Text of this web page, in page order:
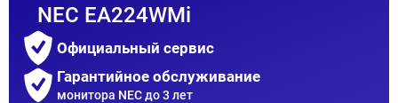
NEC EA224WMi
Официальный сервис
Гарантийное обслуживание
монитора NEC до 3 лет